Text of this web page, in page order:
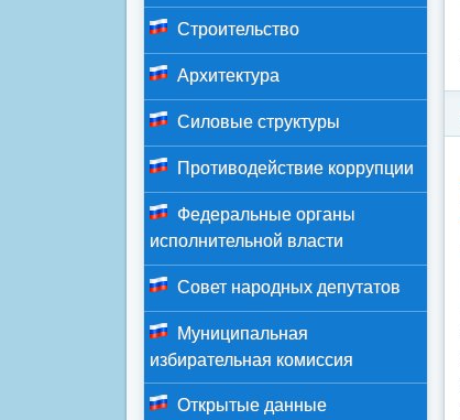
Строительство
Архитектура
Силовые структуры
Противодействие коррупции
Федеральные органы
исполнительной власти
Совет народных депутатов
Муниципальная
избирательная комиссия
Открытые данные